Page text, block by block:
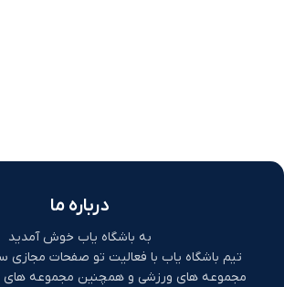
درباره ما
به باشگاه یاب خوش آمدید
تیم باشگاه یاب با فعالیت تو صفحات مجازی
مجموعه های ورزشی و همچنین مجموعه های